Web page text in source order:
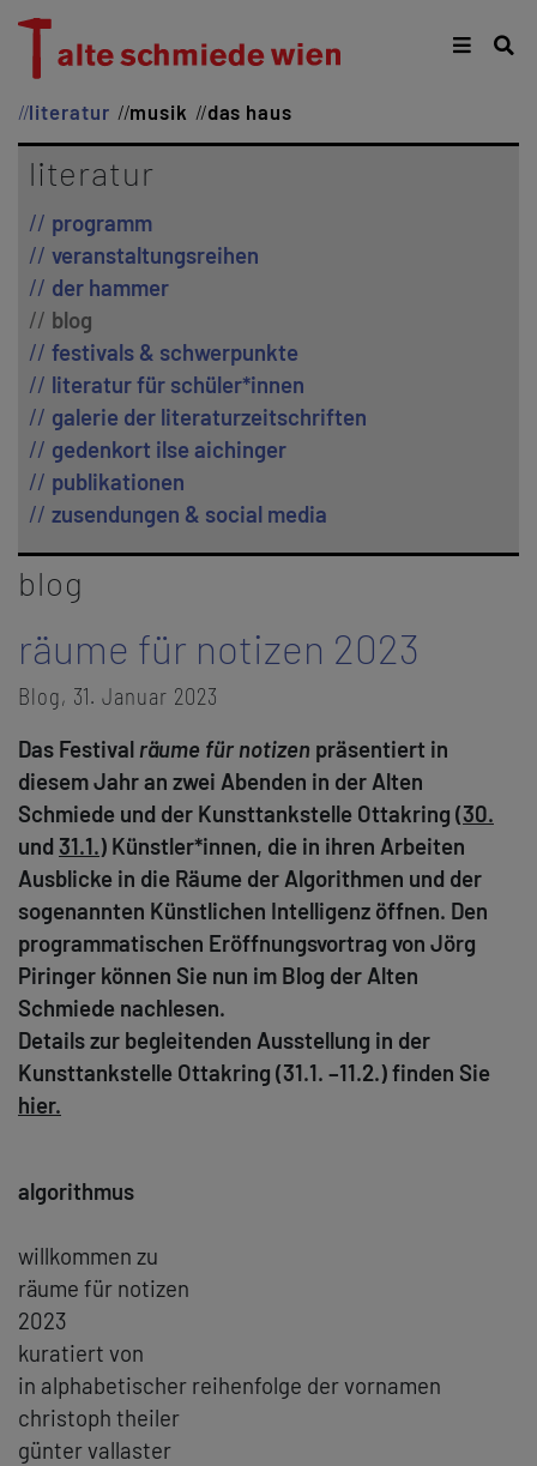
literatur musik das haus
literatur
programm
veranstaltungsreihen
der hammer
blog
festivals & schwerpunkte
literatur für schüler*innen
galerie der literaturzeitschriften
gedenkort ilse aichinger
publikationen
zusendungen & social media
blog
räume für notizen 2023
Blog, 31. Januar 2023
Das Festival räume für notizen präsentiert in
diesem Jahr an zwei Abenden in der Alten
Schmiede und der Kunsttankstelle Ottakring (30.
und 31.1.) Künstler*innen, die in ihren Arbeiten
Ausblicke in die Räume der Algorithmen und der
sogenannten Künstlichen Intelligenz öffnen. Den
programmatischen Eröffnungsvortrag von Jörg
Piringer können Sie nun im Blog der Alten
Schmiede nachlesen.
Details zur begleitenden Ausstellung in der
Kunsttankstelle Ottakring (31.1. –11.2.) finden Sie
hier.
algorithmus
willkommen zu
räume für notizen
2023
kuratiert von
in alphabetischer reihenfolge der vornamen
christoph theiler
günter vallaster